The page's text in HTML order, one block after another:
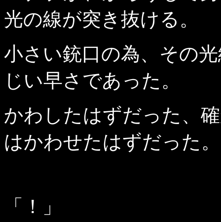
光の線が突き抜ける。
小さい銃口の為、その
じい早さであった。
かわしたはずだった、
はかわせたはずだった。
「！」